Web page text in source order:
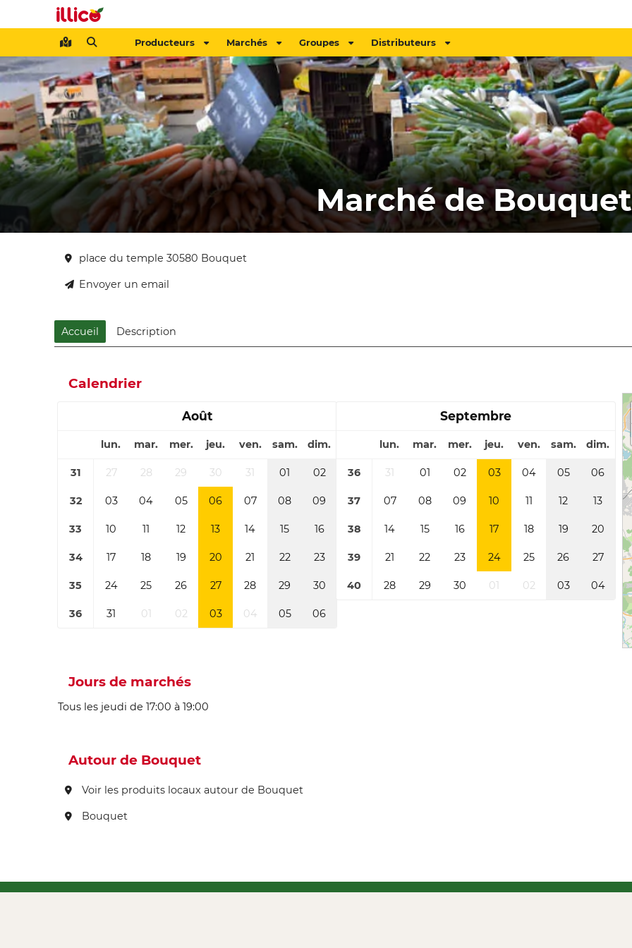
Producteurs Marchés Groupes Distributeurs
Marché de Bouquet
place du temple 30580 Bouquet
Envoyer un email
Accueil Description
Calendrier
Août
lun. mar. mer. jeu. ven. sam. dim.
31 27 28 29 30 31 01 02
32 03 04 05 06 07 08 09
33 10 11 12 13 14 15 16
34 17 18 19 20 21 22 23
35 24 25 26 27 28 29 30
36 31 01 02 03 04 05 06
Septembre
lun. mar. mer. jeu. ven. sam. dim.
36 31 01 02 03 04 05 06
37 07 08 09 10 11 12 13
38 14 15 16 17 18 19 20
39 21 22 23 24 25 26 27
40 28 29 30 01 02 03 04
Jours de marchés
Tous les jeudi de 17:00 à 19:00
Autour de Bouquet
Voir les produits locaux autour de Bouquet
Bouquet